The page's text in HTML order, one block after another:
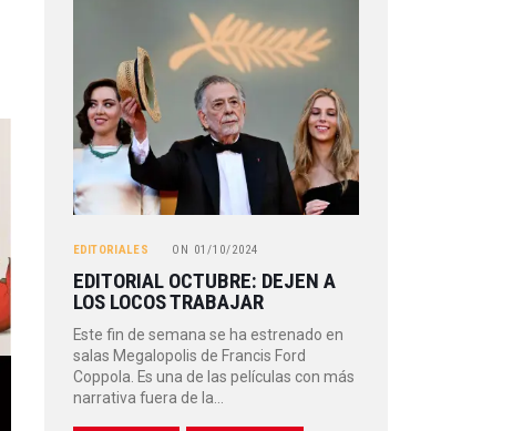
EDITORIALES ON 01/10/2024
EDITORIAL OCTUBRE: DEJEN A
LOS LOCOS TRABAJAR
Este fin de semana se ha estrenado en
salas Megalopolis de Francis Ford
Coppola. Es una de las películas con más
narrativa fuera de la…